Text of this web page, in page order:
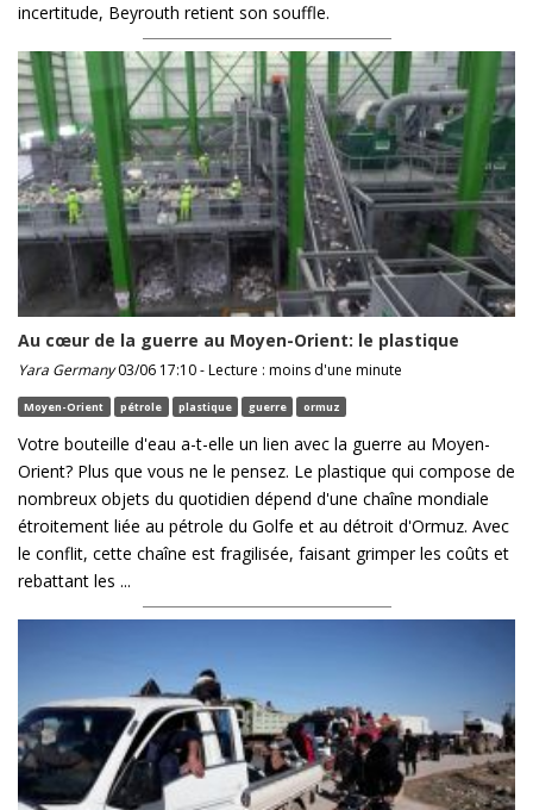
incertitude, Beyrouth retient son souffle.
Au cœur de la guerre au Moyen-Orient: le plastique
Yara Germany03/06 17:10 - Lecture : moins d'une minute
Moyen-Orient pétrole plastique guerre ormuz
Votre bouteille d'eau a-t-elle un lien avec la guerre au Moyen-
Orient? Plus que vous ne le pensez. Le plastique qui compose de
nombreux objets du quotidien dépend d'une chaîne mondiale
étroitement liée au pétrole du Golfe et au détroit d'Ormuz. Avec
le conflit, cette chaîne est fragilisée, faisant grimper les coûts et
rebattant les ...